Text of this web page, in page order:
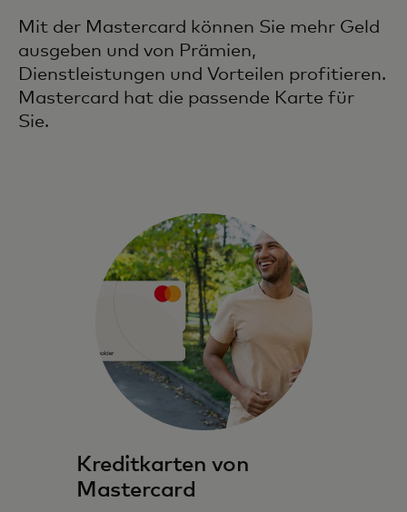
Mit der Mastercard können Sie mehr Geld
ausgeben und von Prämien,
Dienstleistungen und Vorteilen profitieren.
Mastercard hat die passende Karte für
Sie.
Kreditkarten von
Mastercard